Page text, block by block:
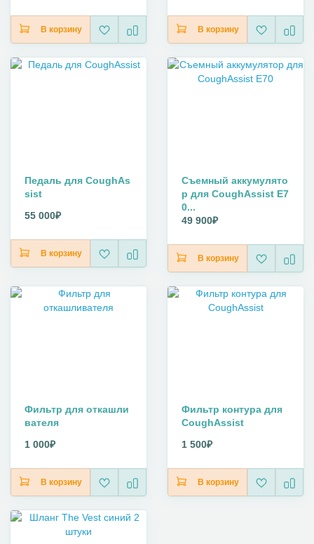
В корзину В корзину
Педаль для CoughAs
sist
55 000₽
В корзину
Съемный аккумулято
р для CoughAssist E7
0...
49 900₽
В корзину
Фильтр для откашли
вателя
1 000₽
В корзину
Фильтр контура для
CoughAssist
1 500₽
В корзину